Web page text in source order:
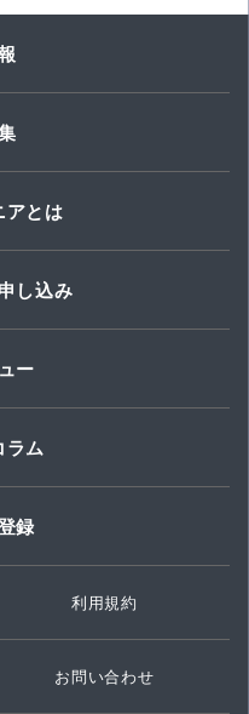
アとは
し込み
ー
ラム
録
利用規約
お問い合わせ